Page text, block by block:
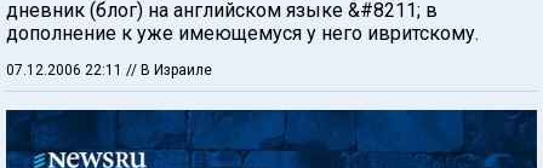
дневник (блог) на английском языке &#8211; в
дополнение к уже имеющемуся у него ивритскому.
07.12.2006 22:11 // В Израиле